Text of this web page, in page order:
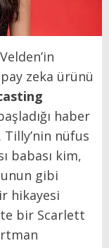
zeka ürünü
haber
nüfus
babası kim,
gibi
hikayesi
bir Scarlett